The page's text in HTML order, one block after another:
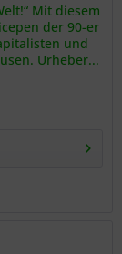
Mit diesem
der 90-er
und
Urheber...